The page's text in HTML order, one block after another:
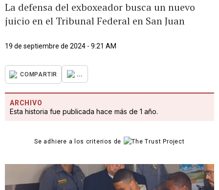
La defensa del exboxeador busca un nuevo
juicio en el Tribunal Federal en San Juan
19 de septiembre de 2024 - 9:21 AM
COMPARTIR ...
ARCHIVO
Esta historia fue publicada hace más de 1 año.
Se adhiere a los criterios de